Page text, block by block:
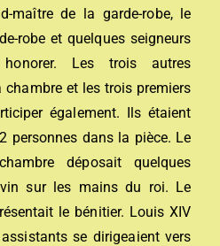
maître de la garde-robe, le
robe et quelques seigneurs
Les trois autres
et les trois premiers
également. Ils étaient
personnes dans la pièce. Le
déposait quelques
sur les mains du roi. Le
le bénitier. Louis XIV
se dirigeaient vers